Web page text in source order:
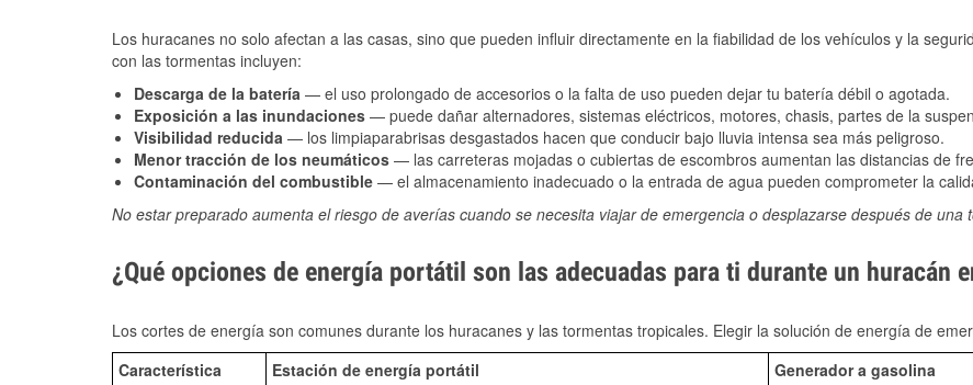
Los huracanes no solo afectan a las casas, sino que pueden influir directamente en la fiabilidad de los vehículos y la
con las tormentas incluyen:
Descarga de la batería — el uso prolongado de accesorios o la falta de uso pueden dejar tu batería débil o agotada.
Exposición a las inundaciones — puede dañar alternadores, sistemas eléctricos, motores, chasis, partes de la
Visibilidad reducida — los limpiaparabrisas desgastados hacen que conducir bajo lluvia intensa sea más peligroso.
Menor tracción de los neumáticos — las carreteras mojadas o cubiertas de escombros aumentan las distancias de
Contaminación del combustible — el almacenamiento inadecuado o la entrada de agua pueden comprometer la
No estar preparado aumenta el riesgo de averías cuando se necesita viajar de emergencia o desplazarse después de una
¿Qué opciones de energía portátil son las adecuadas para ti durante un huracán
Los cortes de energía son comunes durante los huracanes y las tormentas tropicales. Elegir la solución de energía de
Característica
Estación de energía portátil Generador a gasolina